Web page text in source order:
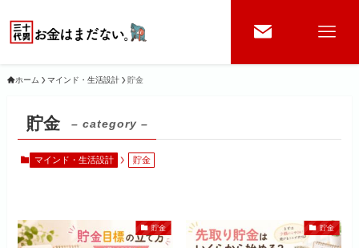
ホーム マインド・生活設計 貯金
貯金 – category –
マインド・生活設計 貯金
貯金 貯金